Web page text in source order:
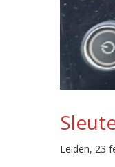
Leiden, 23